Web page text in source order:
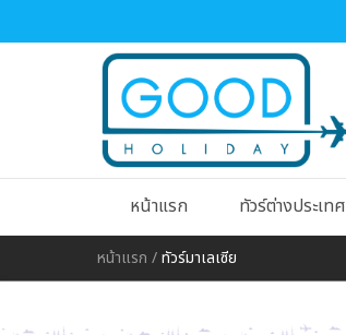
หน้าแรก ทัวร์ต่างประเทศ
หน้าแรก /ทัวร์มาเลเซีย